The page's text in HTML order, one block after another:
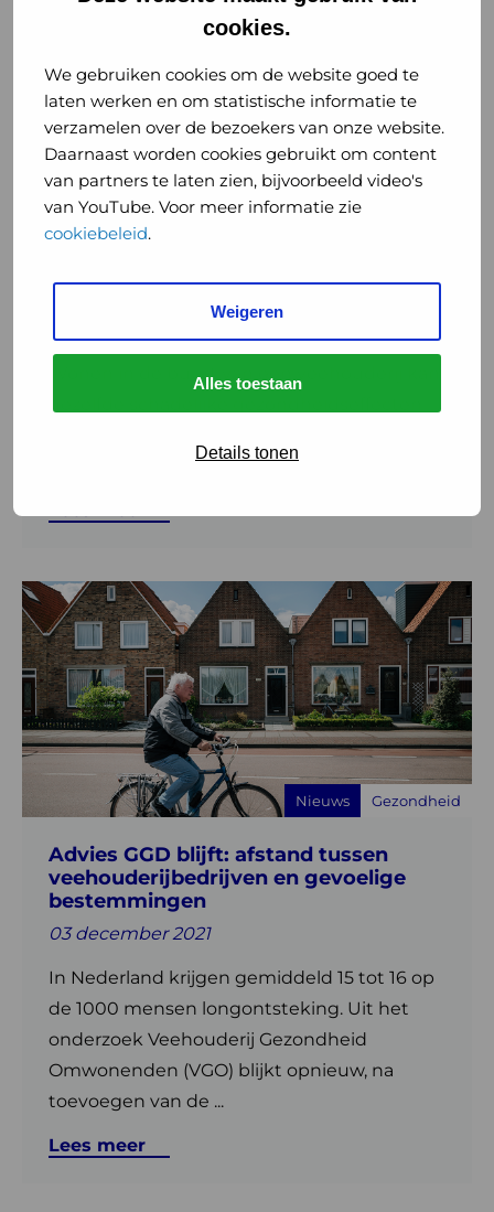
cookies.
We gebruiken cookies om de website goed te
laten werken en om statistische informatie te
verzamelen over de bezoekers van onze website.
Daarnaast worden cookies gebruikt om content
van partners te laten zien, bijvoorbeeld video's
van YouTube. Voor meer informatie zie
cookiebeleid.
Weigeren
Alles toestaan
Details tonen
“Maatregelen nodig om
Wonen in de buurt van een veehouderij kan
uit het RIVM-onderzoek ...
Nieuws Gezondheid
nodig
om
gezondheidsrisico’s
voor
omwonenden
veehouderijen
Advies GGD blijft: afstand tussen
veehouderijbedrijven en gevoelige
bestemmingen
03 december 2021
In Nederland krijgen gemiddeld 15 tot 16 op
de 1000 mensen longontsteking. Uit het
onderzoek Veehouderij Gezondheid
Omwonenden (VGO) blijkt opnieuw, na
toevoegen van de ...
Lees meer
Nieuws Gezondheid
Lees
meer
over
Advies
GGD
blijft:
afstand
tussen
veehouderijbedrijven
gevoelige
bestemmingen